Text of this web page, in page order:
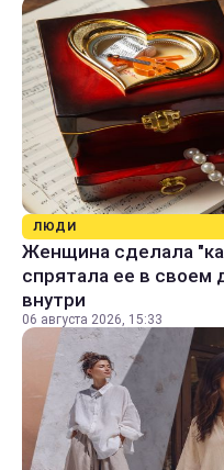
ЛЮДИ
Женщина сделала
спрятала ее в своем
внутри
06 августа 2026, 15:33